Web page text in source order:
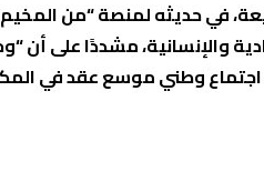
في حديثه لمنصة “من
والإنسانية، مشددًا على
وطني موسع عقد في